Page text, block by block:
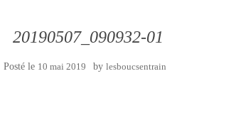
20190507_090932-01
Posté le 10 mai 2019 by lesboucsentrain